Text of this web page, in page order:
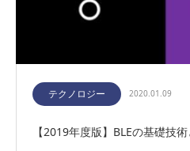
テクノロジー 2020.01.09
【2019年度版】BLEの基礎技